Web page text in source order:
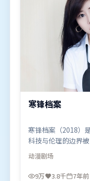
寒锋档案
寒锋档案（2018）
科技与伦理的边界
历道德震荡。叙事
束。由宁浩执导，
奕宏、胡歌等联袂
动漫剧场
9万 3.8千 7年前